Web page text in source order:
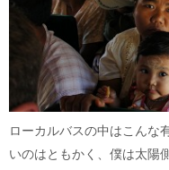
ローカルバスの中はこんな
いのはともかく、僕は太陽